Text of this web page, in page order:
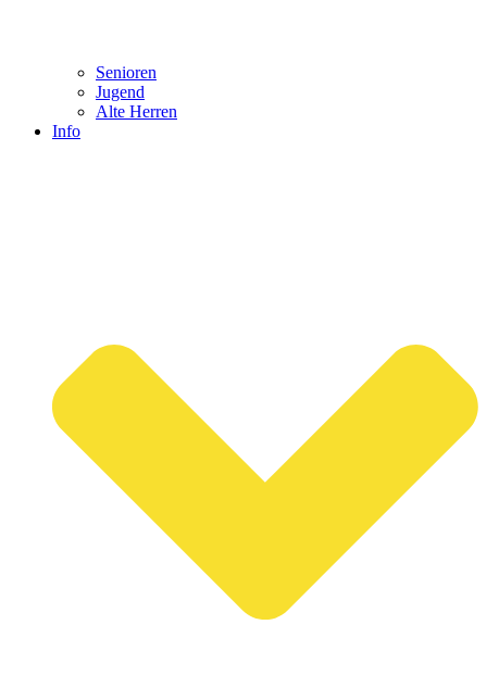
Senioren
Jugend
Alte Herren
Info